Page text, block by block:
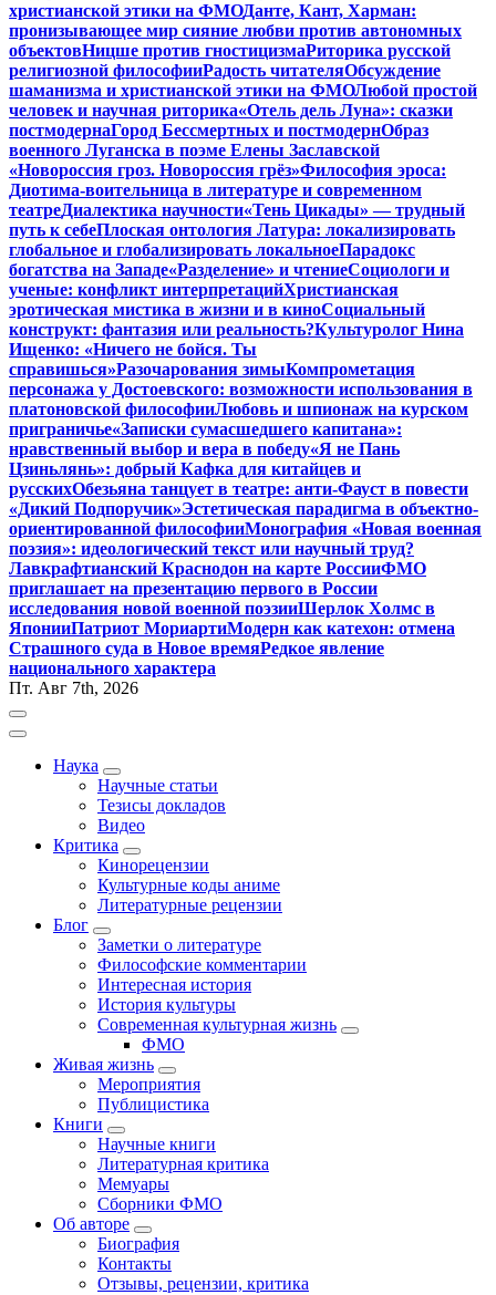
христианской этики на ФМОДанте, Кант, Харман:
пронизывающее мир сияние любви против автономных
объектовНицше против гностицизмаРиторика русской
религиозной философииРадость читателяОбсуждение
шаманизма и христианской этики на ФМОЛюбой простой
человек и научная риторика«Отель дель Луна»: сказки
постмодернаГород Бессмертных и постмодернОбраз
военного Луганска в поэме Елены Заславской
«Новороссия гроз. Новороссия грёз»Философия эроса:
Диотима-воительница в литературе и современном
театреДиалектика научности«Тень Цикады» — трудный
путь к себеПлоская онтология Латура: локализировать
глобальное и глобализировать локальноеПарадокс
богатства на Западе«Разделение» и чтениеСоциологи и
ученые: конфликт интерпретацийХристианская
эротическая мистика в жизни и в киноСоциальный
конструкт: фантазия или реальность?Культуролог Нина
Ищенко: «Ничего не бойся. Ты
справишься»Разочарования зимыКомпрометация
персонажа у Достоевского: возможности использования в
платоновской философииЛюбовь и шпионаж на курском
приграничье«Записки сумасшедшего капитана»:
нравственный выбор и вера в победу«Я не Пань
Цзиньлянь»: добрый Кафка для китайцев и
русскихОбезьяна танцует в театре: анти-Фауст в повести
«Дикий Подпоручик»Эстетическая парадигма в объектно-
ориентированной философииМонография «Новая военная
поэзия»: идеологический текст или научный труд?
Лавкрафтианский Краснодон на карте РоссииФМО
приглашает на презентацию первого в России
исследования новой военной поэзииШерлок Холмс в
ЯпонииПатриот МориартиМодерн как катехон: отмена
Страшного суда в Новое времяРедкое явление
национального характера
Пт. Авг 7th, 2026
Наука
Научные статьи
Тезисы докладов
Видео
Критика
Кинорецензии
Культурные коды аниме
Литературные рецензии
Блог
Заметки о литературе
Философские комментарии
Интересная история
История культуры
Современная культурная жизнь
ФМО
Живая жизнь
Мероприятия
Публицистика
Книги
Научные книги
Литературная критика
Мемуары
Сборники ФМО
Об авторе
Биография
Контакты
Отзывы, рецензии, критика